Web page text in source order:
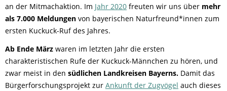
an der Mitmachaktion. Im Jahr 2020 freuten wir uns über mehr
als 7.000 Meldungen von bayerischen Naturfreund*innen zum
ersten Kuckuck-Ruf des Jahres.
Ab Ende März waren im letzten Jahr die ersten
charakteristischen Rufe der Kuckuck-Männchen zu hören, und
zwar meist in den südlichen Landkreisen Bayerns. Damit das
Bürgerforschungsprojekt zur Ankunft der Zugvögel auch dieses